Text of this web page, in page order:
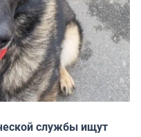
службы ищут